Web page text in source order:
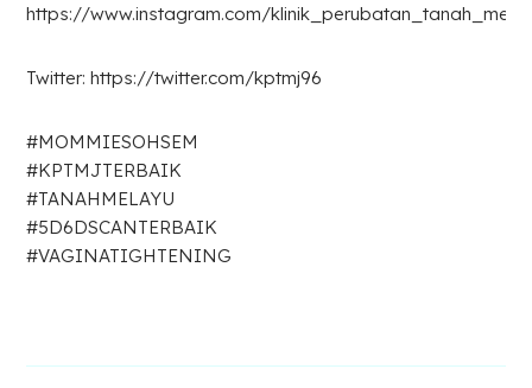
https://www.instagram.com/
Twitter: https://twitter.com/kptmj96
#MOMMIESOHSEM
#KPTMJTERBAIK
#TANAHMELAYU
#5D6DSCANTERBAIK
#VAGINATIGHTENING